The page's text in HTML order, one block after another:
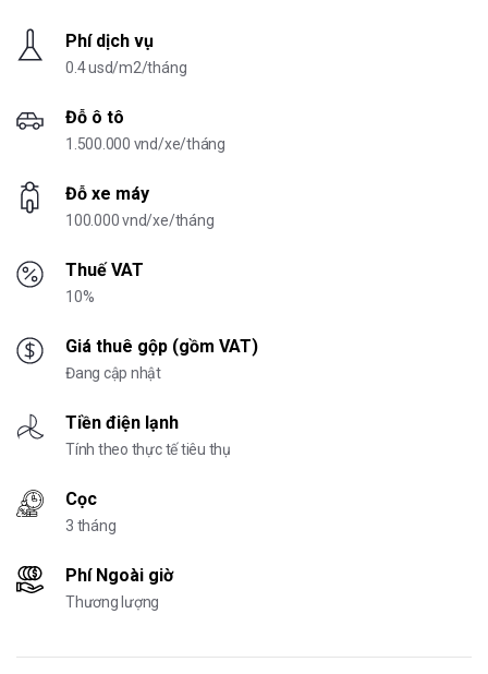
Phí dịch vụ
0.4 usd/m2/tháng
Đỗ ô tô
1.500.000 vnd/xe/tháng
Đỗ xe máy
100.000 vnd/xe/tháng
Thuế VAT
10%
Giá thuê gộp (gồm VAT)
Đang cập nhật
Tiền điện lạnh
Tính theo thực tế tiêu thụ
Cọc
3 tháng
Phí Ngoài giờ
Thương lượng